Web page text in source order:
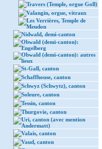
Travers (Temple, orgue Goll)
Valangin, orgue, vitraux
Les Verrières, Temple de
Meudon
Nidwald, demi-canton
Obwald (demi-canton):
Engelberg
Obwald (demi-canton): autres
lieux
St-Gall, canton
Schaffhouse, canton
Schwyz (Schwytz), canton
Soleure, canton
Tessin, canton
Thurgovie, canton
Uri, canton (avec mention
Andermatt)
Valais, canton
Vaud, canton